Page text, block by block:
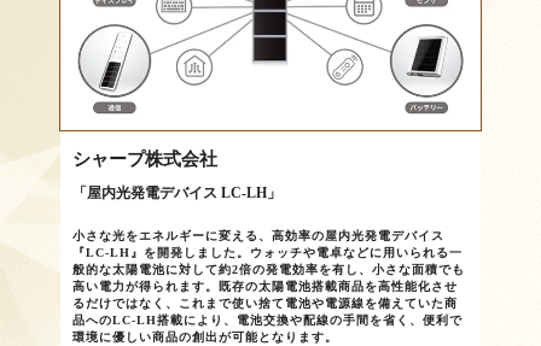
シャープ株式会社
「屋内光発電デバイス LC-LH」
小さな光をエネルギーに変える、高効率の屋内光発電デバイス
『LC-LH』を開発しました。ウォッチや電卓などに用いられる一
般的な太陽電池に対して約2倍の発電効率を有し、小さな面積でも
高い電力が得られます。既存の太陽電池搭載商品を高性能化させ
るだけではなく、これまで使い捨て電池や電源線を備えていた商
品へのLC-LH搭載により、電池交換や配線の手間を省く、便利で
環境に優しい商品の創出が可能となります。